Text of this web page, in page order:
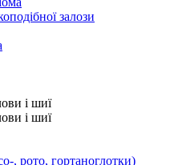
залози
і шиї
і шиї
, рото, гортаноглотки)